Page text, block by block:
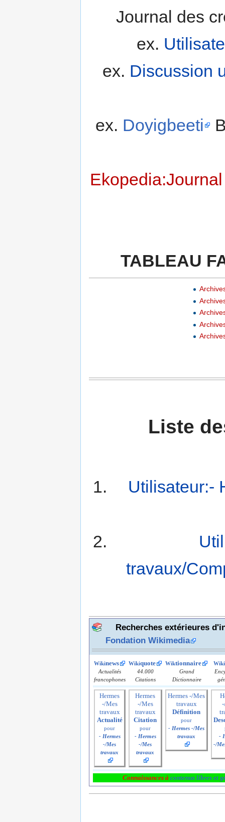
Journal des
ex.
ex. Discussion
ex. Doyigbeeti
TABLEAU
Liste
Utilisateur:-
travaux/
Recherches extérieures
Fondation Wikimedia
Wikinews
Actualités
francophones
Wikiquote
44.000
Citations
Wiktionnaire
Grand
Dictionnaire
Wiki
Hermes
-/Mes
travaux
Actualité
pour
- Hermes
-/Mes
travaux
Hermes
-/Mes
travaux
Citation
pour
- Hermes
-/Mes
travaux
Hermes -/Mes
travaux
Définition
pour
- Hermes -/Mes
travaux
-
-/
Connaissances à contenus libres et